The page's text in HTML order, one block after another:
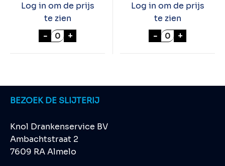
Log in om de prijs
te zien
- MERRYS WITTE CHOCOLA 70cl aantal
+
Log in om de prijs
te zien
- MARTELL
+
BEZOEK DE SLIJTERIJ
Knol Drankenservice BV
Ambachtstraat 2
7609 RA Almelo